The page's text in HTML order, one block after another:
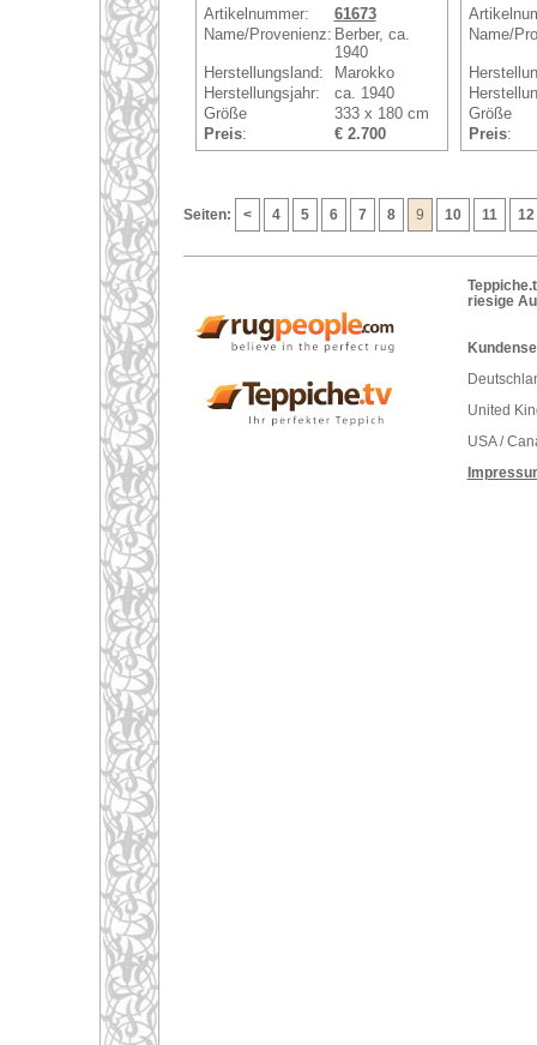
Artikelnummer:
61673
Name/Provenienz: Berber, ca.
1940
Herstellungsland:
Marokko
Herstellungsjahr:
ca. 1940
Größe
333 x 180 cm
Preis: € 2.700
Name/
Größe
Preis:
Seiten: < 4 5 6 7 8 9 10 11 12
riesige
United
USA /